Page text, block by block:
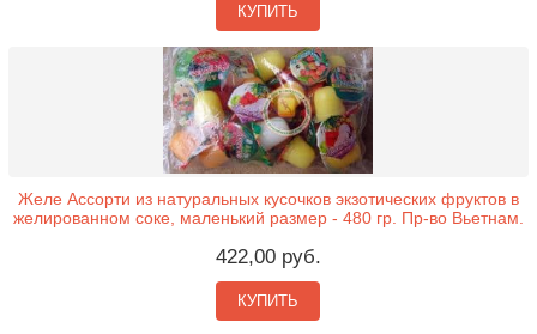
КУПИТЬ
Желе Ассорти из натуральных кусочков экзотических фруктов в
желированном соке, маленький размер - 480 гр. Пр-во Вьетнам.
422,00 руб.
КУПИТЬ